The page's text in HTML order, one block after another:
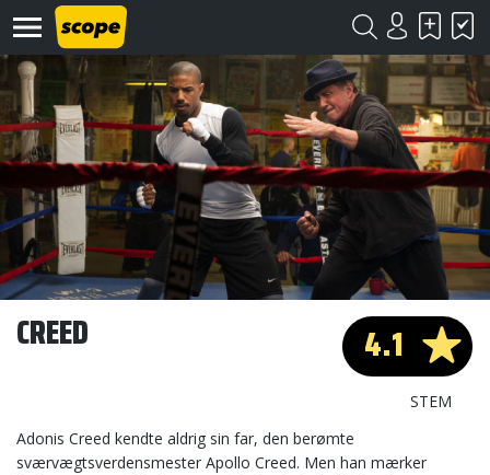
Scope
4.1
STEM
CREED
Adonis Creed kendte aldrig sin far, den berømte
sværvægtsverdensmester Apollo Creed. Men han mærker